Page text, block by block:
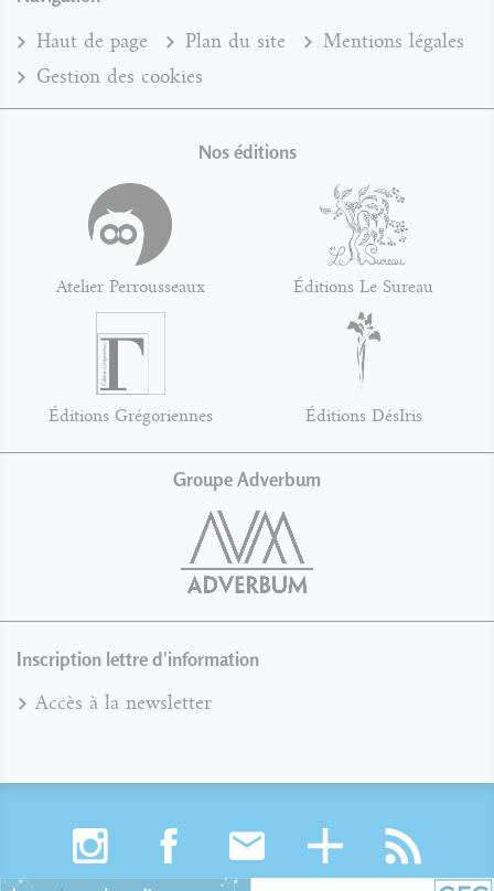
Haut de page Plan du site
Mentions légales
Gestion des cookies
Nos éditions
Atelier Perrousseaux Éditions Le Sureau
Éditions Grégoriennes Éditions DésIris
Groupe Adverbum
Inscription lettre d'information
Accès à la newsletter